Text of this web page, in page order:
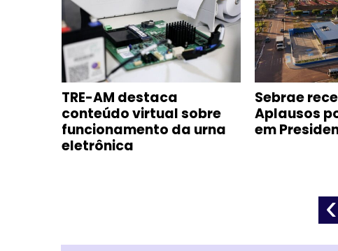
TRE-AM destaca
conteúdo virtual sobre
funcionamento da urna
eletrônica
Sebrae
Aplausos
em
‹